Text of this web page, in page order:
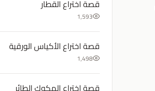
قصة اختراع القطار
1,593
قصة اختراع الأكياس الورقية
1,498
قصة اختراع المكوك الطائر